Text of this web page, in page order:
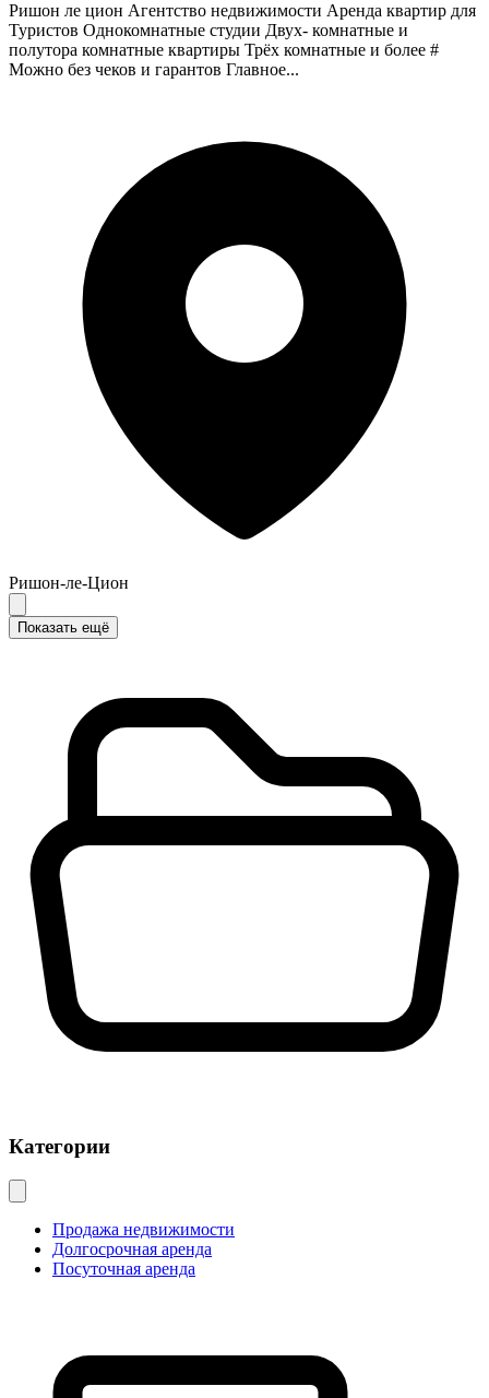
Ришон ле цион Агентство недвижимости Аренда квартир для
Туристов Однокомнатные студии Двух- комнатные и
полутора комнатные квартиры Трёх комнатные и более #
Можно без чеков и гарантов Главное...
Ришон-ле-Цион
Показать ещё
Категории
Продажа недвижимости
Долгосрочная аренда
Посуточная аренда